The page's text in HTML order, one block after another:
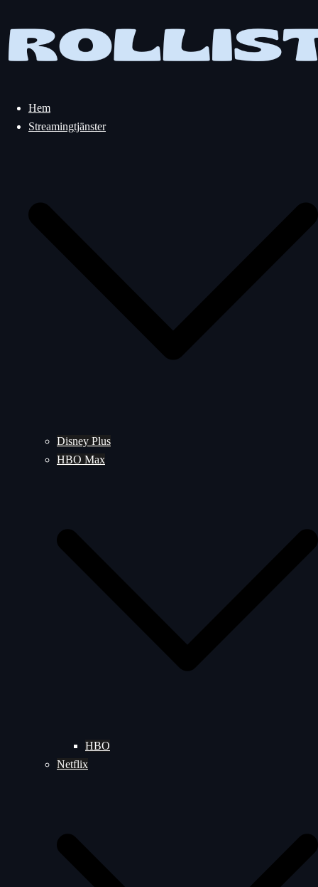
innehåll
Hem
Streamingtjänster
Disney Plus
HBO Max
HBO
Netflix